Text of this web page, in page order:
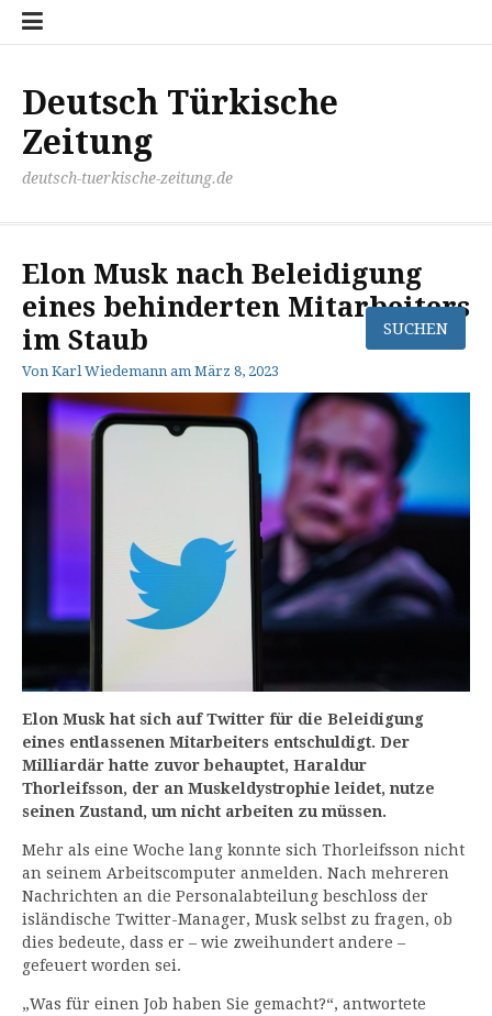
Zum
Inhalt
Deutsch Türkische
Zeitung
deutsch-tuerkische-zeitung.de
Elon Musk nach Beleidigung
eines behinderten Mitarbeiters
im Staub
Von Karl Wiedemann am März 8, 2023
Elon Musk hat sich auf Twitter für die Beleidigung
eines entlassenen Mitarbeiters entschuldigt. Der
Milliardär hatte zuvor behauptet, Haraldur
Thorleifsson, der an Muskeldystrophie leidet, nutze
seinen Zustand, um nicht arbeiten zu müssen.
Mehr als eine Woche lang konnte sich Thorleifsson nicht
an seinem Arbeitscomputer anmelden. Nach mehreren
Nachrichten an die Personalabteilung beschloss der
isländische Twitter-Manager, Musk selbst zu fragen, ob
dies bedeute, dass er – wie zweihundert andere –
gefeuert worden sei.
„Was für einen Job haben Sie gemacht?“, antwortete